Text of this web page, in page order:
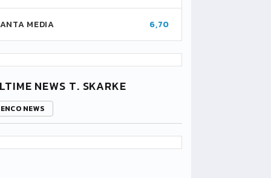
MEDIA 6,70
NEWS T. SKARKE
NEWS